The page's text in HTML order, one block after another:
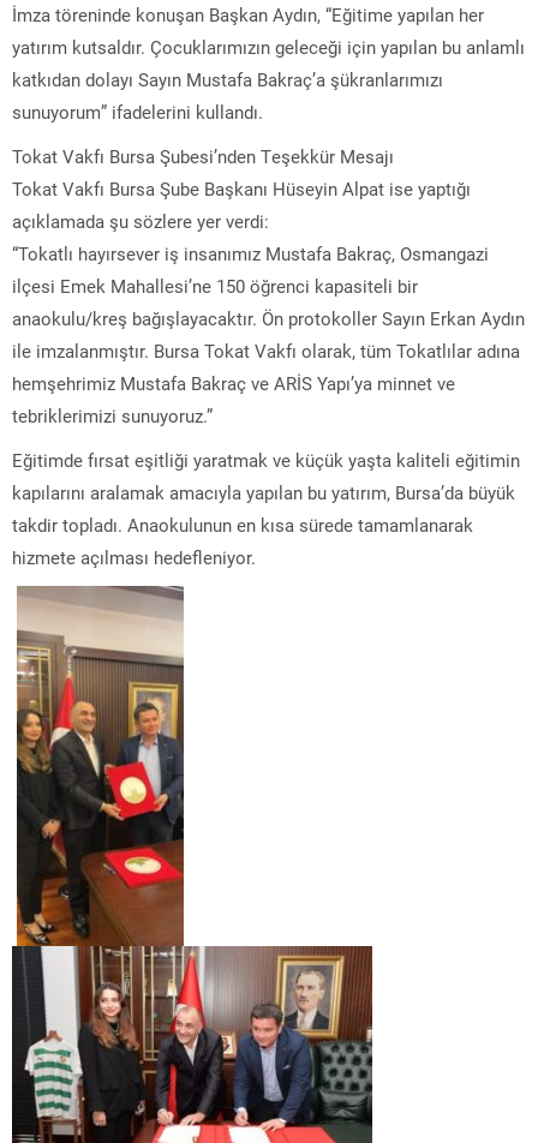
İmza töreninde konuşan Başkan Aydın, “Eğitime yapılan her
yatırım kutsaldır. Çocuklarımızın geleceği için yapılan bu anlamlı
katkıdan dolayı Sayın Mustafa Bakraç’a şükranlarımızı
sunuyorum” ifadelerini kullandı.
Tokat Vakfı Bursa Şubesi’nden Teşekkür Mesajı
Tokat Vakfı Bursa Şube Başkanı Hüseyin Alpat ise yaptığı
açıklamada şu sözlere yer verdi:
“Tokatlı hayırsever iş insanımız Mustafa Bakraç, Osmangazi
ilçesi Emek Mahallesi’ne 150 öğrenci kapasiteli bir
anaokulu/kreş bağışlayacaktır. Ön protokoller Sayın Erkan Aydın
ile imzalanmıştır. Bursa Tokat Vakfı olarak, tüm Tokatlılar adına
hemşehrimiz Mustafa Bakraç ve ARİS Yapı’ya minnet ve
tebriklerimizi sunuyoruz.”
Eğitimde fırsat eşitliği yaratmak ve küçük yaşta kaliteli eğitimin
kapılarını aralamak amacıyla yapılan bu yatırım, Bursa’da büyük
takdir topladı. Anaokulunun en kısa sürede tamamlanarak
hizmete açılması hedefleniyor.